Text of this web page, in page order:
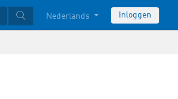
Nederlands Inloggen